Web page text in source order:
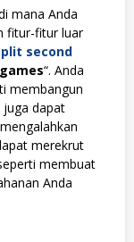
mana Anda
fitur-fitur luar
second
“. Anda
membangun
juga dapat
merekrut
membuat
Anda